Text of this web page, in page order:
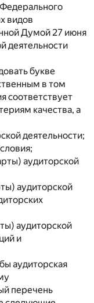
видов
Думой 27 июня
деятельности
букве
в том
соответствует
качества, а
деятельности;
аудиторской
аудиторской
аудиторской
и
аудиторская
перечень